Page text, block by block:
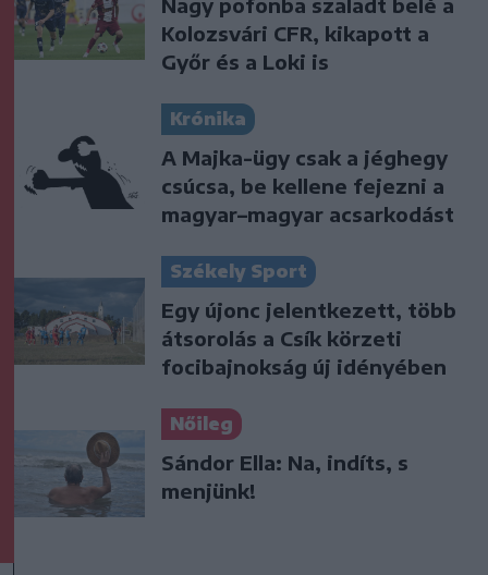
Kolozsvári CFR, kikapott a
Győr és a Loki is
Krónika
A Majka-ügy csak a jéghegy
csúcsa, be kellene fejezni a
magyar–magyar acsarkodást
Székely Sport
Egy újonc jelentkezett, több
átsorolás a Csík körzeti
focibajnokság új idényében
Nőileg
Sándor Ella: Na, indíts, s
menjünk!